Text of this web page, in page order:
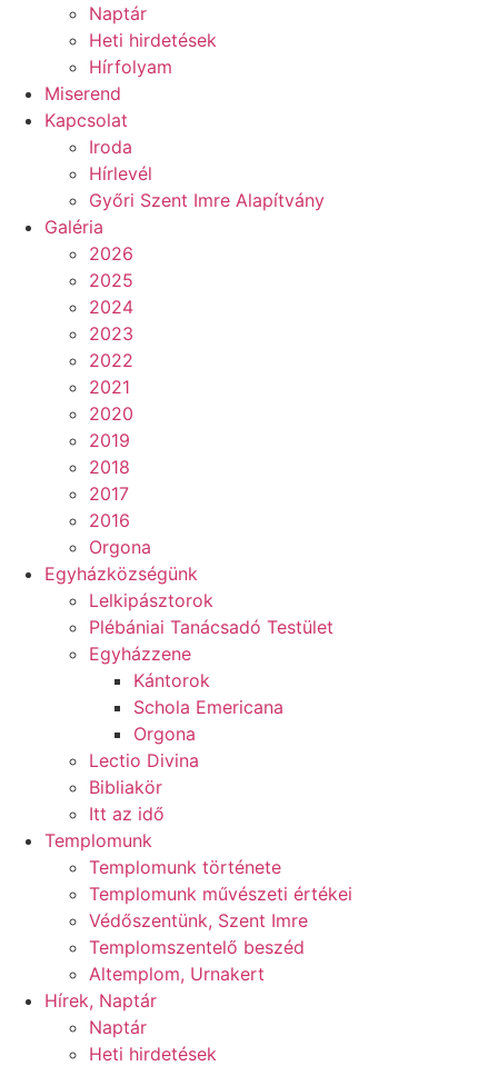
Naptár
Heti hirdetések
Hírfolyam
Miserend
Kapcsolat
Iroda
Hírlevél
Győri Szent Imre Alapítvány
Galéria
2026
2025
2024
2023
2022
2021
2020
2019
2018
2017
2016
Orgona
Egyházközségünk
Lelkipásztorok
Plébániai Tanácsadó Testület
Egyházzene
Kántorok
Schola Emericana
Orgona
Lectio Divina
Bibliakör
Itt az idő
Templomunk
Templomunk története
Templomunk művészeti értékei
Védőszentünk, Szent Imre
Templomszentelő beszéd
Altemplom, Urnakert
Hírek, Naptár
Naptár
Heti hirdetések